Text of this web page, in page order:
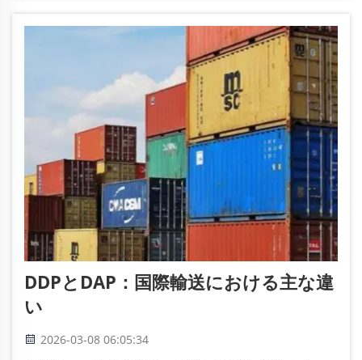
かを明記します。...
DDPとDAP：国際輸送における主な違
い
2026-03-08 06:05:34